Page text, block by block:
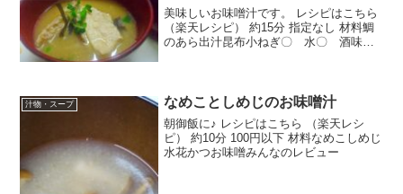
美味しいお味噌汁です。 レシピはこちら
（楽天レシピ） 約15分 指定なし 材料鯛
のあら出汁昆布小ねぎ〇 水〇 酒味噌
汁物・スープ なめことしめじのお味噌汁
朝御飯に♪ レシピはこちら （楽天レシ
ピ） 約10分 100円以下 材料なめこしめじ
水花かつお味噌みんなのレビュー